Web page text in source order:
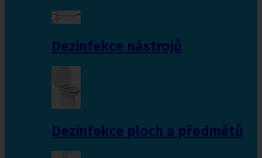
Dezinfekce nástrojů
Dezinfekce ploch a předmětů